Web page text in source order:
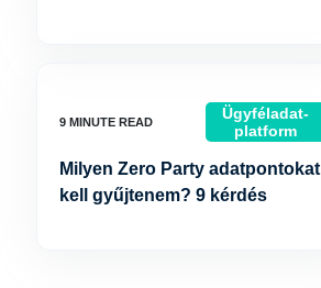
Ügyféladat-
platform
Milyen Zero Party adatpontokat
kell gyűjtenem? 9 kérdés